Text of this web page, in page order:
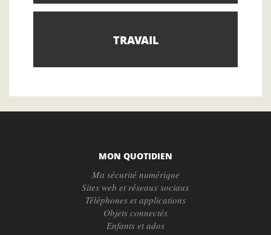
TRAVAIL
MON QUOTIDIEN
Ma sécurité numérique
Sites web et réseaux sociaux
Téléphones et applications
Objets connectés
Enfants et ados